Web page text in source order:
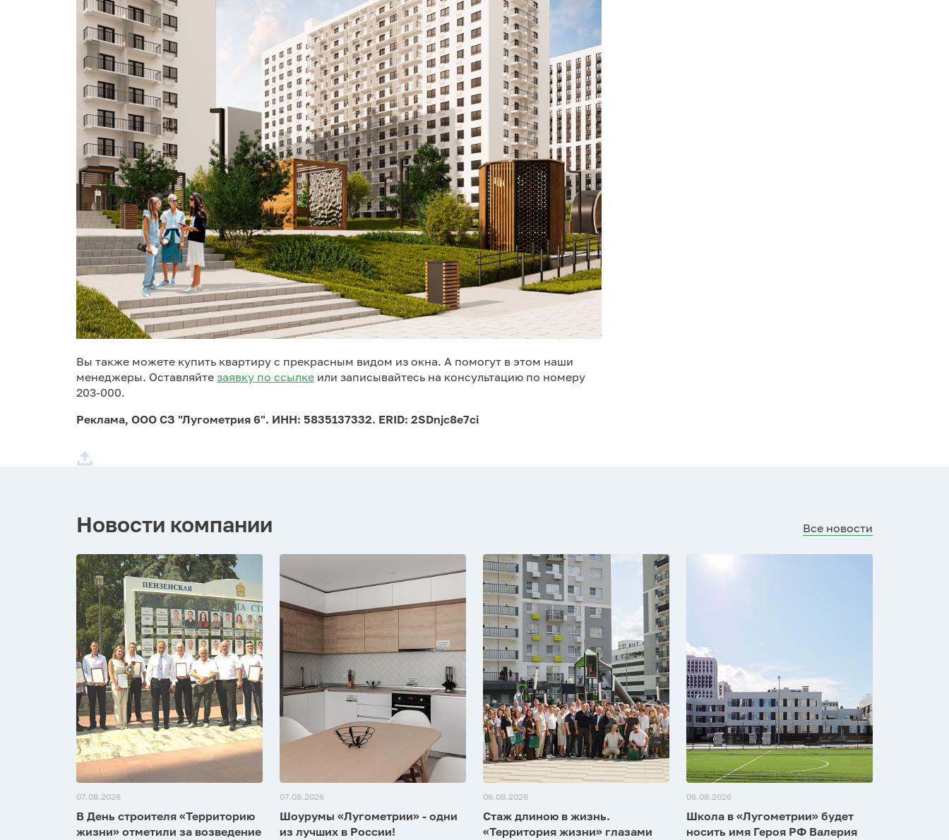
Вы также можете купить квартиру с прекрасным видом из окна. А помогут в этом наши
менеджеры. Оставляйте заявку по ссылке или записывайтесь на консультацию по номеру
203-000.
Реклама, ООО СЗ "Лугометрия 6". ИНН: 5835137332. ERID: 2SDnjc8e7ci
Новости компании Все новости
07.08.2026
В День строителя «Территорию
жизни» отметили за возведение
07.08.2026
Шоурумы «Лугометрии» - одни
из лучших в России!
06.08.2026
Стаж длиною в жизнь.
«Территория жизни» глазами
06.08.2026
Школа в «Лугометрии» будет
носить имя Героя РФ Валерия